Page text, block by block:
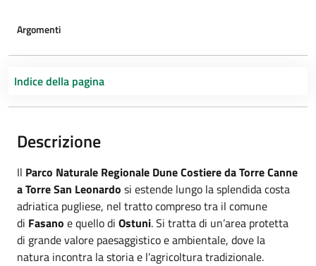
Argomenti
Indice della pagina
Descrizione
Il Parco Naturale Regionale Dune Costiere da Torre Canne
a Torre San Leonardo si estende lungo la splendida costa
adriatica pugliese, nel tratto compreso tra il comune
di Fasano e quello di Ostuni. Si tratta di un’area protetta
di grande valore paesaggistico e ambientale, dove la
natura incontra la storia e l’agricoltura tradizionale.